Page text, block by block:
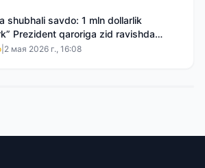
shubhali savdo: 1 mln dollarlik
Prezident qaroriga zid ravishda
boʻldi
2 мая 2026 г., 16:08